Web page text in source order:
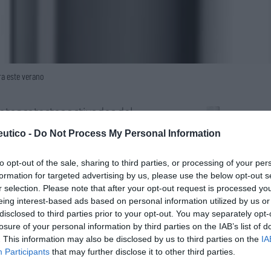
- Do Not Process My Personal Information
opt-out of the sale, sharing to third parties, or processing of your
for targeted advertising by us, please use the below opt-out
selection. Please note that after your opt-out request is processed
interest-based ads based on personal information utilized by us
to third parties prior to your opt-out. You may separately
of your personal information by third parties on the IAB’s list of
This information may also be disclosed by us to third parties on the
Participants that may further disclose it to other third parties.
este verano
activador del
más intenso gracias a su
estimula la propia producción
tiempo ofrece una protección
daños en la piel, con una
hidrata sin dejar sensación
en loción ideal para la
muy alta de amplio espectro y gracias al
No